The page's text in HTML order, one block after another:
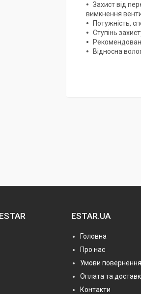
Захист від
вимкнення
Потужність,
Ступінь
Відносна
ESTAR.UA
Головна
Про нас
Умови повернення
Оплата та
Контакти